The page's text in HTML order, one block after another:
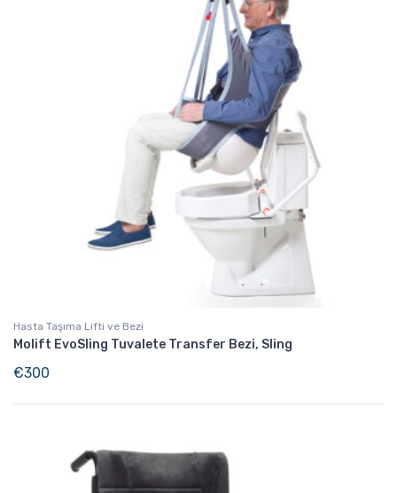
Hasta Taşıma Lifti ve Bezi
Molift EvoSling Tuvalete Transfer Bezi, Sling
€300